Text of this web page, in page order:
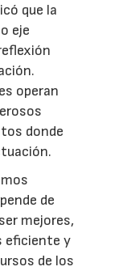
que la
eje
operan
donde
de
mejores,
eficiente y
de los